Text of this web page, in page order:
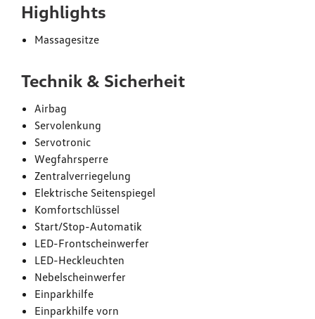
Highlights
Massagesitze
Technik & Sicherheit
Airbag
Servolenkung
Servotronic
Wegfahrsperre
Zentralverriegelung
Elektrische Seitenspiegel
Komfortschlüssel
Start/Stop-Automatik
LED-Frontscheinwerfer
LED-Heckleuchten
Nebelscheinwerfer
Einparkhilfe
Einparkhilfe vorn